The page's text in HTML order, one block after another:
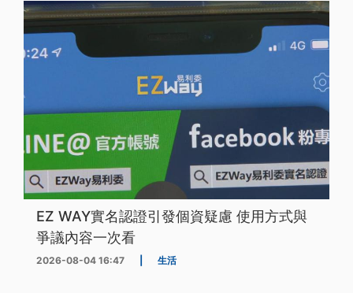
EZ WAY實名認證引發個資疑慮 使用方式與
爭議內容一次看
2026-08-04 16:47 生活